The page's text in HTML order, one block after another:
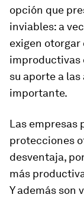
opción que
inviables: a
exigen
improductivas
su aporte a
importante.
Las empresas
protecciones
desventaja,
más
Y además son